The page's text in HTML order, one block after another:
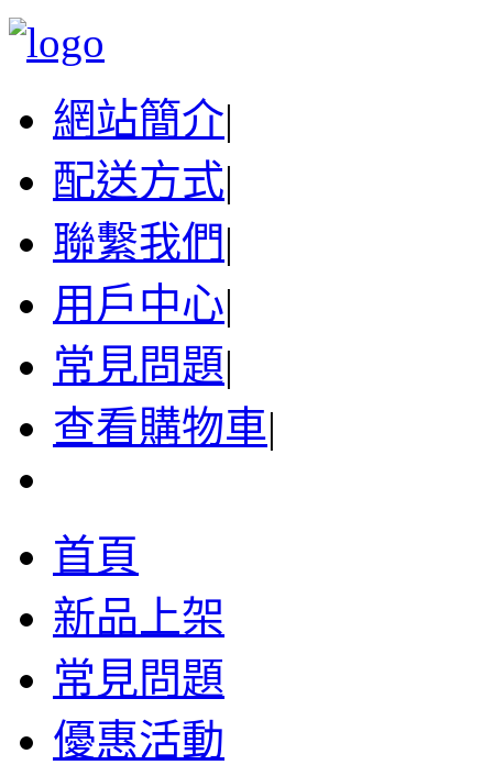
網站簡介|
配送方式|
聯繫我們|
用戶中心|
常見問題|
查看購物車|
首頁
新品上架
常見問題
優惠活動